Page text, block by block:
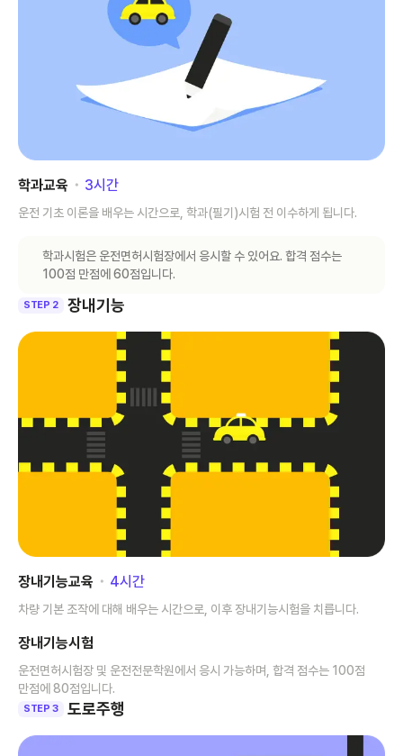
학과교육 ･ 3시간
운전 기초 이론을 배우는 시간으로, 학과(필기)시험 전 이수하게 됩니다.
학과시험은 운전면허시험장에서 응시할 수 있어요. 합격 점수는
100점 만점에 60점입니다.
STEP 2 장내기능
장내기능교육 ･ 4시간
차량 기본 조작에 대해 배우는 시간으로, 이후 장내기능시험을 치릅니다.
장내기능시험
운전면허시험장 및 운전전문학원에서 응시 가능하며, 합격 점수는 100점
만점에 80점입니다.
STEP 3 도로주행